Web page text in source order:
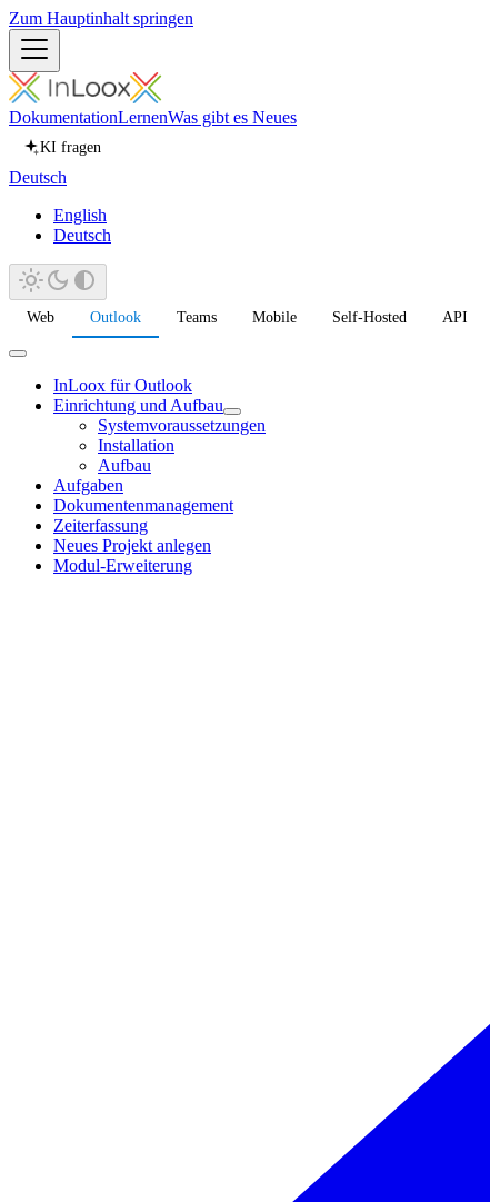
Zum Hauptinhalt springen
DokumentationLernenWas gibt es Neues
KI fragen
Deutsch
English
Deutsch
Web Outlook Teams Mobile Self-Hosted API
InLoox für Outlook
Einrichtung und Aufbau
Systemvoraussetzungen
Installation
Aufbau
Aufgaben
Dokumentenmanagement
Zeiterfassung
Neues Projekt anlegen
Modul-Erweiterung